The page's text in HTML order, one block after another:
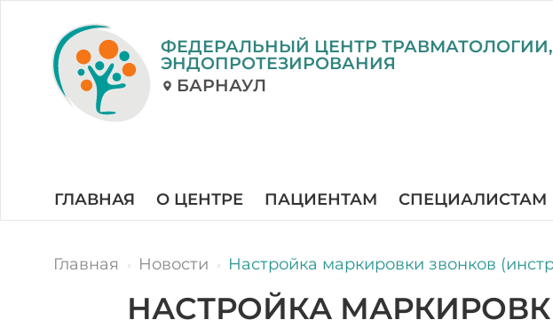
ФЕДЕРАЛЬНЫЙ ЦЕНТР
ЭНДОПРОТЕЗИРОВАНИЯ
БАРНАУЛ
ГЛАВНАЯ О ЦЕНТРЕ ПАЦИЕНТАМ СПЕЦИАЛИСТАМ
Главная Новости Настройка маркировки звонков
НАСТРОЙКА